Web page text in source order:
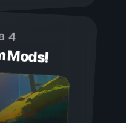
4
Mods!